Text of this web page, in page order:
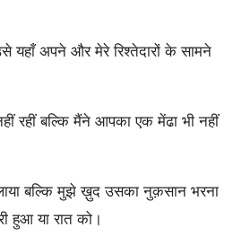
यहाँ अपने और मेरे रिश्तेदारों के सामने
रहीं बल्कि मैंने आपका एक मेंढा भी नहीं
बल्कि मुझे ख़ुद उसका नुक़सान भरना
हुआ या रात को।